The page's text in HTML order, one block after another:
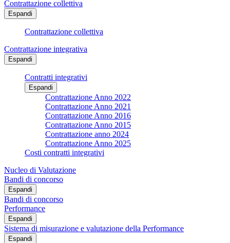
Contrattazione collettiva
Espandi
Contrattazione collettiva
Contrattazione integrativa
Espandi
Contratti integrativi
Espandi
Contrattazione Anno 2022
Contrattazione Anno 2021
Contrattazione Anno 2016
Contrattazione Anno 2015
Contrattazione anno 2024
Contrattazione Anno 2025
Costi contratti integrativi
Nucleo di Valutazione
Bandi di concorso
Espandi
Bandi di concorso
Performance
Espandi
Sistema di misurazione e valutazione della Performance
Espandi